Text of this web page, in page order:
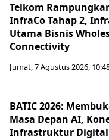
Telkom
InfraCo Tahap 2,
Utama Bisnis
Connectivity
Jumat, 7 Agustus 2026,
BATIC 2026:
Masa Depan AI,
Infrastruktur Digital